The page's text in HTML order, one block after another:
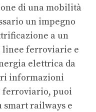
di una mobilità
un impegno
a un
linee ferroviarie e
elettrica da
informazioni
ferroviario, puoi
smart railways e